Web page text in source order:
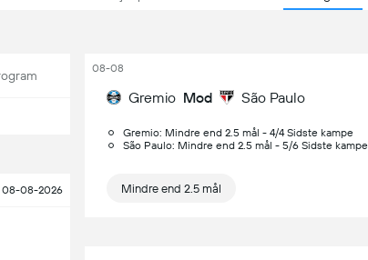
08-08-2026
08-08
Gremio Mod São Paulo
Gremio: Mindre end 2.5 mål - 4/4 Sidste kampe
São Paulo: Mindre end 2.5 mål - 5/6 Sidste kampe
Mindre end 2.5 mål